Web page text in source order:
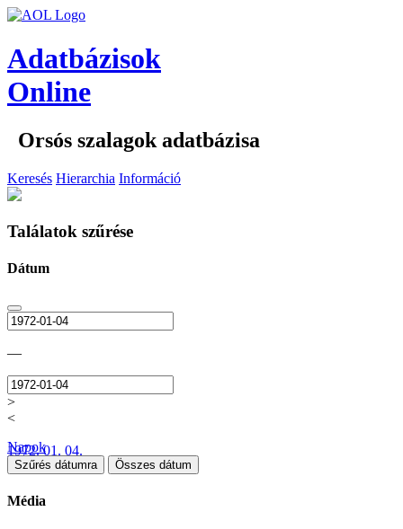
Adatbázisok
Online
Orsós szalagok adatbázisa
Keresés Hierarchia Információ
Találatok szűrése
Dátum
—
>
<
1972. 01. 04.
Napok
Szűrés dátumra Összes dátum
Média